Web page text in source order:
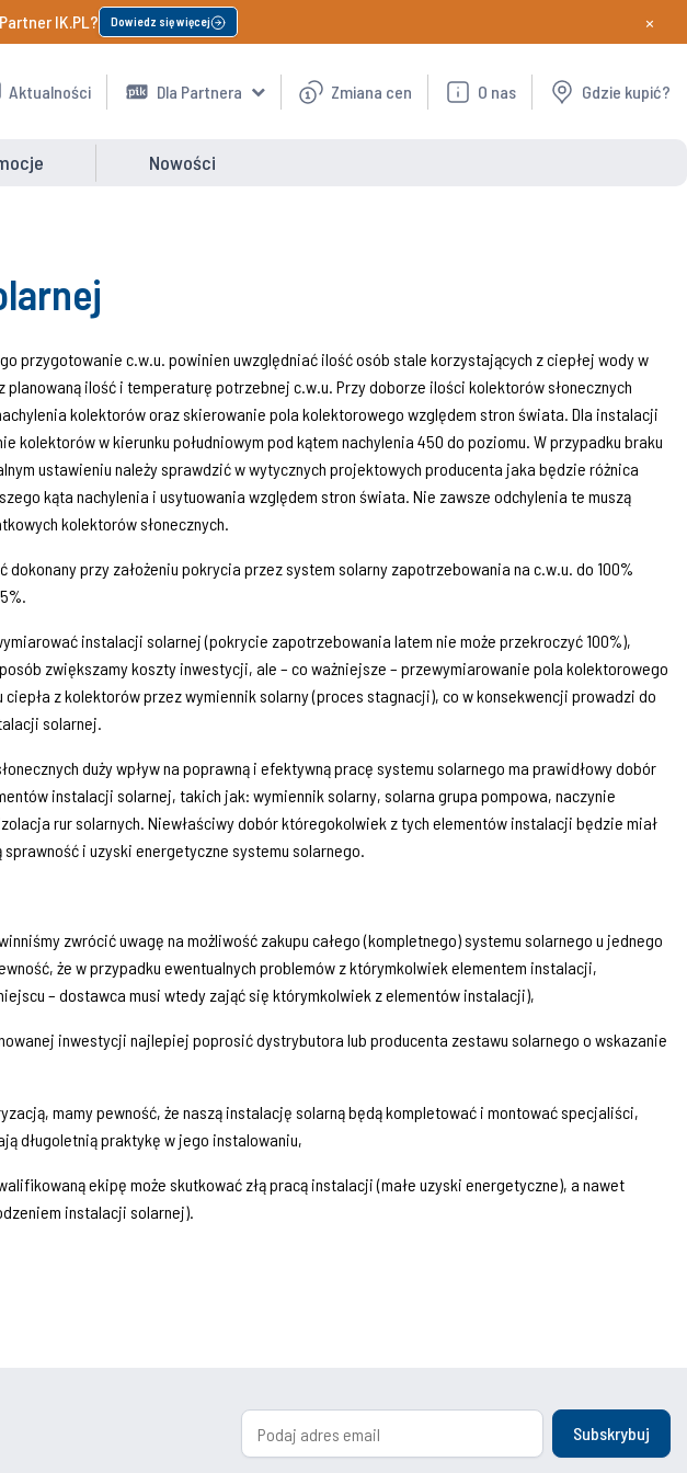
IK.PL? Dowiedz się więcej ×
Aktualności Dla Partnera Zmiana cen O nas Gdzie kupić?
Nowości
przygotowanie c.w.u. powinien uwzględniać ilość osób stale korzystających z ciepłej wody w
planowaną ilość i temperaturę potrzebnej c.w.u. Przy doborze ilości kolektorów słonecznych
kolektorów oraz skierowanie pola kolektorowego względem stron świata. Dla instalacji
kolektorów w kierunku południowym pod kątem nachylenia 450 do poziomu. W przypadku braku
ustawieniu należy sprawdzić w wytycznych projektowych producenta jaka będzie różnica
kąta nachylenia i usytuowania względem stron świata. Nie zawsze odchylenia te muszą
kolektorów słonecznych.
przy założeniu pokrycia przez system solarny zapotrzebowania na c.w.u. do 100%
instalacji solarnej (pokrycie zapotrzebowania latem nie może przekroczyć 100%),
zwiększamy koszty inwestycji, ale – co ważniejsze – przewymiarowanie pola kolektorowego
z kolektorów przez wymiennik solarny (proces stagnacji), co w konsekwencji prowadzi do
solarnej.
duży wpływ na poprawną i efektywną pracę systemu solarnego ma prawidłowy dobór
instalacji solarnej, takich jak: wymiennik solarny, solarna grupa pompowa, naczynie
rur solarnych. Niewłaściwy dobór któregokolwiek z tych elementów instalacji będzie miał
i uzyski energetyczne systemu solarnego.
zwrócić uwagę na możliwość zakupu całego (kompletnego) systemu solarnego u jednego
że w przypadku ewentualnych problemów z którymkolwiek elementem instalacji,
– dostawca musi wtedy zająć się którymkolwiek z elementów instalacji),
inwestycji najlepiej poprosić dystrybutora lub producenta zestawu solarnego o wskazanie
mamy pewność, że naszą instalację solarną będą kompletować i montować specjaliści,
długoletnią praktykę w jego instalowaniu,
ekipę może skutkować złą pracą instalacji (małe uzyski energetyczne), a nawet
instalacji solarnej).
Subskrybuj